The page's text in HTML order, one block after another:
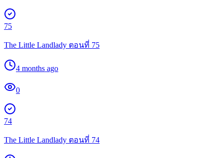
75
The Little Landlady ตอนที่ 75
4 months ago
0
74
The Little Landlady ตอนที่ 74